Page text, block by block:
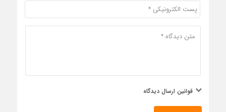
قوانین ارسال دیدگاه